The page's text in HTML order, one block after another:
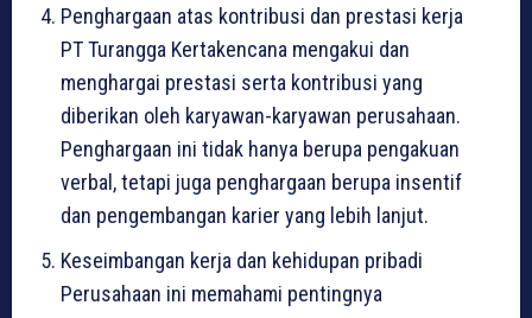
Penghargaan atas kontribusi dan prestasi kerja
PT Turangga Kertakencana mengakui dan
menghargai prestasi serta kontribusi yang
diberikan oleh karyawan-karyawan perusahaan.
Penghargaan ini tidak hanya berupa pengakuan
verbal, tetapi juga penghargaan berupa insentif
dan pengembangan karier yang lebih lanjut.
Keseimbangan kerja dan kehidupan pribadi
Perusahaan ini memahami pentingnya